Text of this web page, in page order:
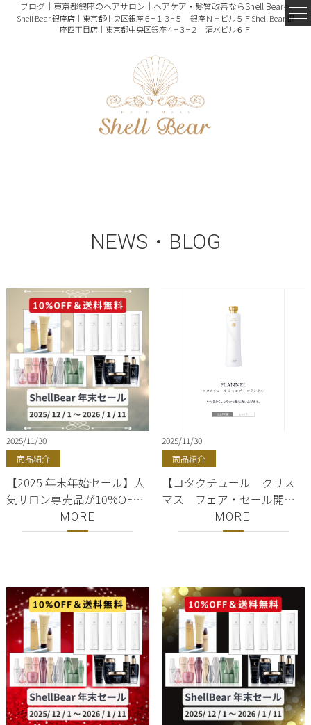
ブログ｜東京都銀座のヘアサロン｜ヘアケア・髪質改善ならShell Bearへ
Shell Bear 銀座店｜東京都中央区銀座６−１３−５ 銀座ＮＨビル５ＦShell Bear 銀
座四丁目店｜東京都中央区銀座４−３−２ 清水ビル６Ｆ
NEWS・BLOG
2025/11/30
商品紹介
【2025 年末年始セール】人
気サロン専売品が10%OFF
＋送料無料｜美容師おすす
めの正規品を安く買う方法
美容室ShellBear
MORE
2025/11/30
商品紹介
【コタクチュール クリス
マス フェア・セール開
催】コタクチュールシャン
プー・トリートメント（シ
案内♪銀座、有楽町のコタ
クチュール正規取扱店
ShellBear！
MORE